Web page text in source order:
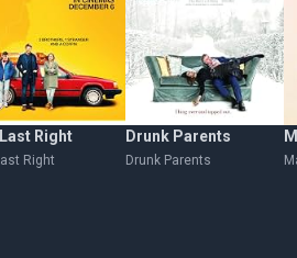
Right
Right
Drunk Parents
Drunk Parents